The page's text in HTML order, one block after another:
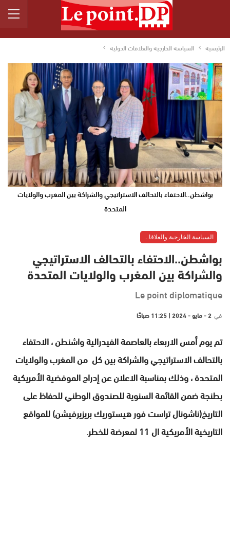
الرئيسية السياسة الخارجية والعلاقات الدولية
بواشطن..الاحتفاء بالتحالف الاستراتيجي والشراكة بين المغرب والولايات
المتحدة
بواشطن..الاحتفاء بالتحالف الاستراتيجي
والشراكة بين المغرب والولايات المتحدة
Le point diplomatique
في 2 - مايو - 2024 | 11:25 صباحًا
تم يوم أمس الاربعاء بالعاصمة الفيدرالية واشنطن ، الاحتفاء
بالتحالف الاستراتيجي والشراكة بين كل من المغرب والولايات
المتحدة ، وذلك بمناسبة الاعلان عن إدراج الموفضية الأمريكية
بطنجة ضمن القائمة السنوية للصندوق الوطني للحفاظ على
التاريخ(ناشونال تراست فور هيستوريك بريزيرفيشن) للمواقع
التاريخية الأمريكية ال 11 لمعرضة للخطر.